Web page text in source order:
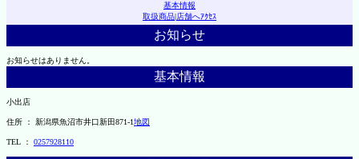
基本情報
取扱商品|店舗へｱｸｾｽ
お知らせ
お知らせはありません。
基本情報
小出店
住所 ： 新潟県魚沼市井口新田871-1地図
TEL ： 0257928110